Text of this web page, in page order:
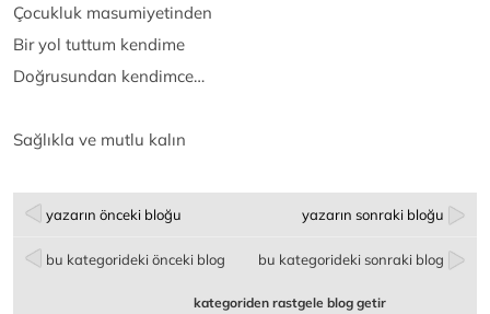
Çocukluk masumiyetinden
Bir yol tuttum kendime
Doğrusundan kendimce…
Sağlıkla ve mutlu kalın
yazarın önceki bloğu yazarın sonraki bloğu
bu kategorideki önceki blog bu kategorideki sonraki blog
kategoriden rastgele blog getir